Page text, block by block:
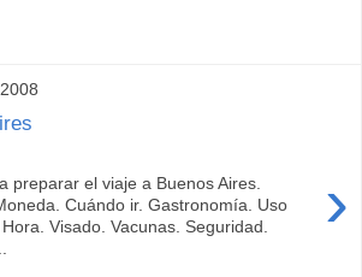
›
preparar el viaje a Buenos Aires.
Cuándo ir. Gastronomía. Uso
Visado. Vacunas. Seguridad.